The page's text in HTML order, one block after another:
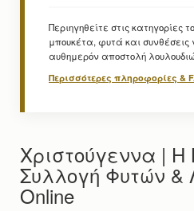
Περιηγηθείτε στις κατηγορίες
μπουκέτα, φυτά και
αυθημερόν αποστολή
Περισσότερες πληροφορίες &
Χριστούγεννα | Η
Συλλογή Φυτών &
Online